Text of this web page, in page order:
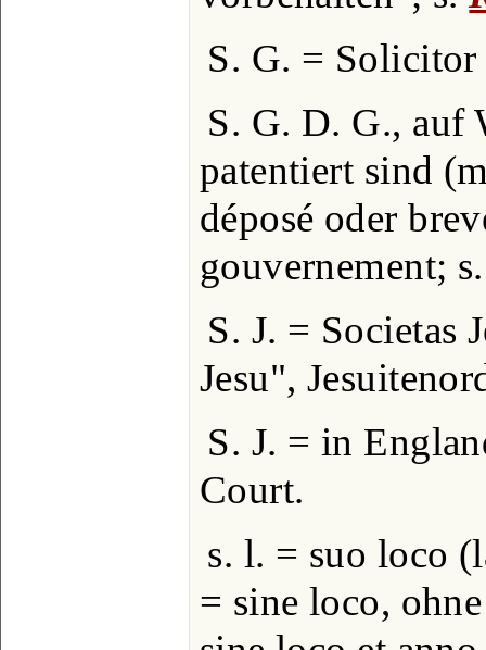
S. G. = Solicitor
S. G. D. G., auf
patentiert sind
déposé oder
gouvernement;
S. J. = Societas
Jesu",
S. J. = in
Court.
s. l. = suo loco
= sine loco,